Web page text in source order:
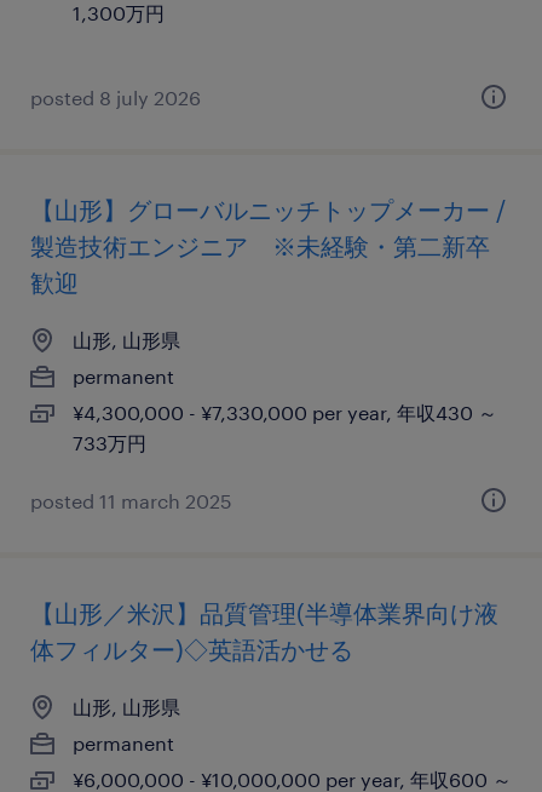
1,300万円
posted 8 july 2026
【山形】グローバルニッチトップメーカー /
製造技術エンジニア ※未経験・第二新卒
歓迎
山形, 山形県
permanent
¥4,300,000 - ¥7,330,000 per year, 年収430 ～
733万円
posted 11 march 2025
【山形／米沢】品質管理(半導体業界向け液
体フィルター)◇英語活かせる
山形, 山形県
permanent
¥6,000,000 - ¥10,000,000 per year, 年収600 ～